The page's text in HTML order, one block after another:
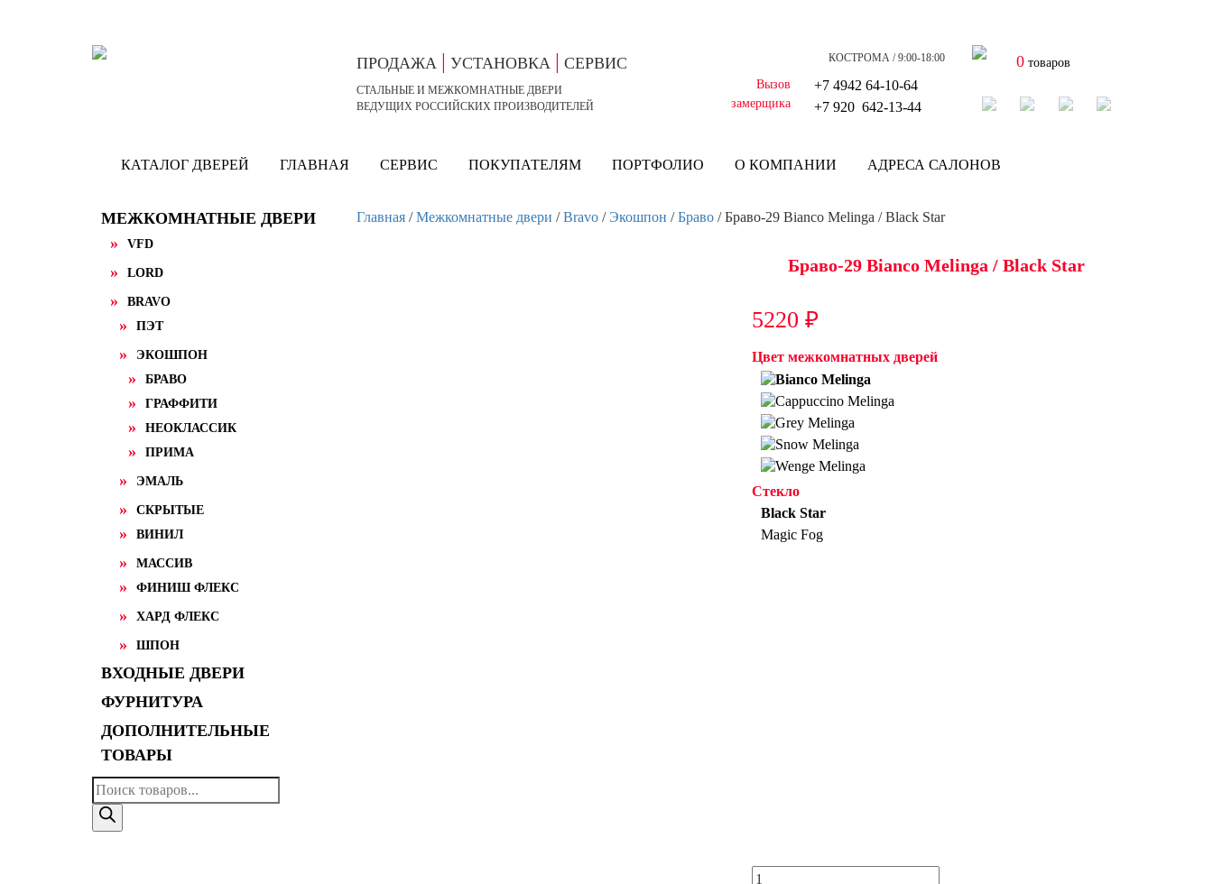
ПРОДАЖА | УСТАНОВКА | СЕРВИС
СТАЛЬНЫЕ И МЕЖКОМНАТНЫЕ ДВЕРИ
ВЕДУЩИХ РОССИЙСКИХ ПРОИЗВОДИТЕЛЕЙ
КОСТРОМА / 9:00-18:00
Вызов
замерщика
+7 494264-10-64
+7920 642-13-44
0товаров
КАТАЛОГ ДВЕРЕЙ ГЛАВНАЯ СЕРВИС ПОКУПАТЕЛЯМ ПОРТФОЛИО О КОМПАНИИ АДРЕСА САЛОНОВ
МЕЖКОМНАТНЫЕ ДВЕРИ
VFD
LORD
BRAVO
ПЭТ
ЭКОШПОН
БРАВО
ГРАФФИТИ
НЕОКЛАССИК
ПРИМА
ЭМАЛЬ
СКРЫТЫЕ
ВИНИЛ
МАССИВ
ФИНИШ ФЛЕКС
ХАРД ФЛЕКС
ШПОН
ВХОДНЫЕ ДВЕРИ
ФУРНИТУРА
ДОПОЛНИТЕЛЬНЫЕ
ТОВАРЫ
Поиск
товаров
Главная/Межкомнатные двери /Bravo/ Экошпон /Браво/ Браво-29 Bianco Melinga / Black Star
Браво-29 Bianco Melinga / Black Star
5220₽
Цвет межкомнатных дверей
Стекло
Black Star
Magic Fog
Количество